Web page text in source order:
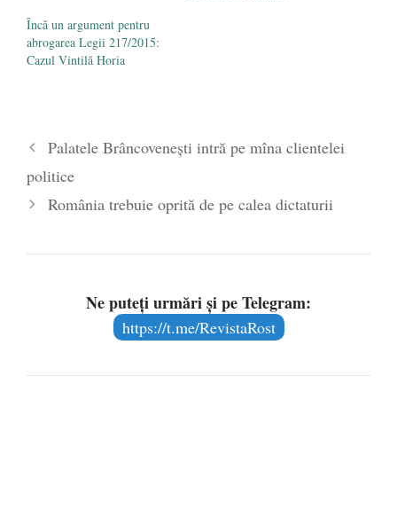
Încă un argument pentru
abrogarea Legii 217/2015:
Cazul Vintilă Horia
Palatele Brâncoveneşti intră pe mîna clientelei
politice
România trebuie oprită de pe calea dictaturii
Ne puteți urmări și pe Telegram:
https://t.me/RevistaRost